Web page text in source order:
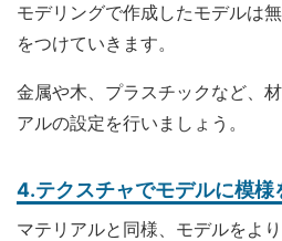
モデリングで作成したモデルは
をつけていきます。
金属や木、プラスチックなど、
アルの設定を行いましょう。
4.テクスチャでモデルに模様
マテリアルと同様、モデルをよ